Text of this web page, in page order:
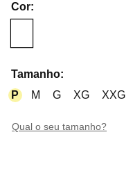
Cor:
Tamanho:
P
M G XG XXG
qual o seu tamanho?